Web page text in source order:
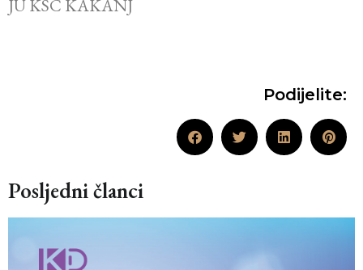
JU KSC KAKANJ
Podijelite:
Posljedni članci